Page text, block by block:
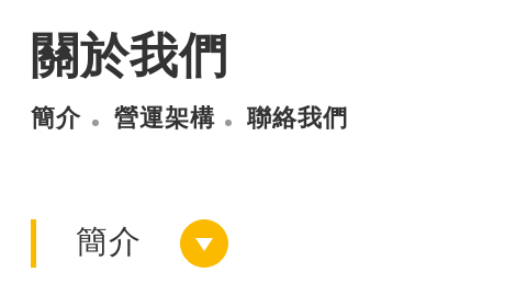
關於我們
簡介 營運架構 聯絡我們
簡介